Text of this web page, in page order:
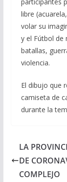
libre
volar su
y el Fútbol de
batallas,
violencia.
El dibujo que
camiseta de
durante la
LA
DE
COMPLEJO